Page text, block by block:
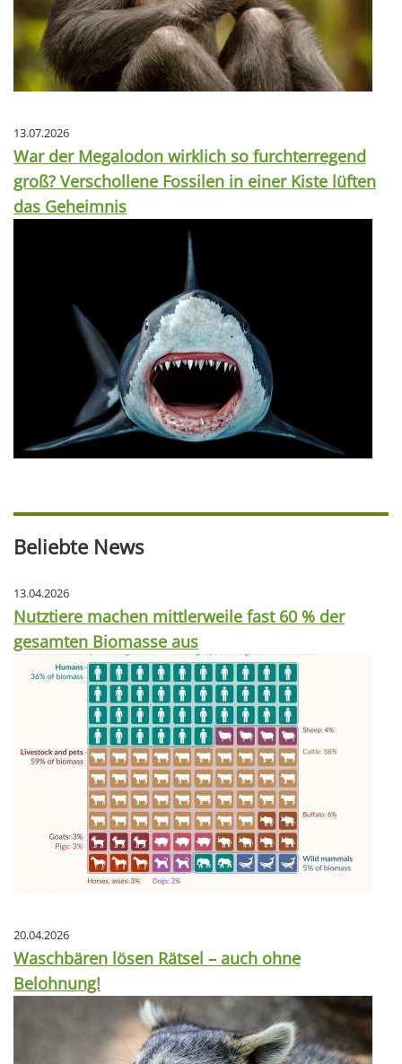
13.07.2026
War der Megalodon wirklich so furchterregend
groß? Verschollene Fossilen in einer Kiste lüften
das Geheimnis
Beliebte News
13.04.2026
Nutztiere machen mittlerweile fast 60 % der
gesamten Biomasse aus
20.04.2026
Waschbären lösen Rätsel – auch ohne
Belohnung!